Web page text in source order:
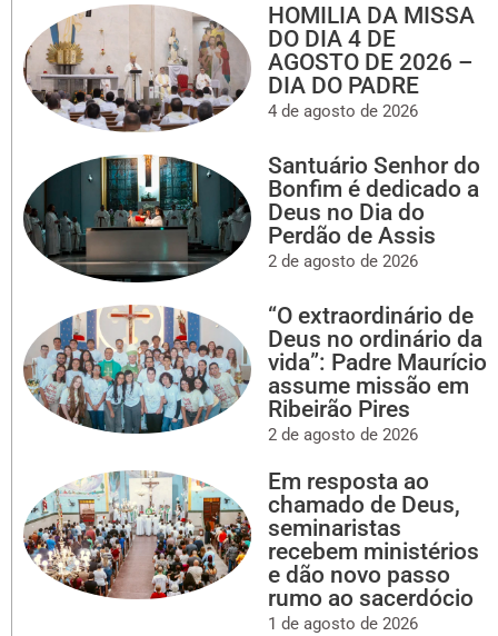
HOMILIA DA MISSA
DO DIA 4 DE
AGOSTO DE 2026 –
DIA DO PADRE
4 de agosto de 2026
Santuário Senhor do
Bonfim é dedicado a
Deus no Dia do
Perdão de Assis
2 de agosto de 2026
“O extraordinário de
Deus no ordinário da
vida”: Padre Maurício
assume missão em
Ribeirão Pires
2 de agosto de 2026
Em resposta ao
chamado de Deus,
seminaristas
recebem ministérios
e dão novo passo
rumo ao sacerdócio
1 de agosto de 2026